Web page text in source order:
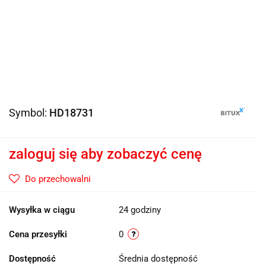
Symbol: HD18731
zaloguj się aby zobaczyć cenę
Do przechowalni
Wysyłka w ciągu 24 godziny
Cena przesyłki 0
Dostępność Średnia dostępność